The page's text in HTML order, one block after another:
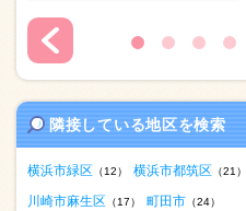
隣接している地区を検索
横浜市緑区 （12） 横浜市都筑区 （21）
川崎市麻生区 （17） 町田市 （24）